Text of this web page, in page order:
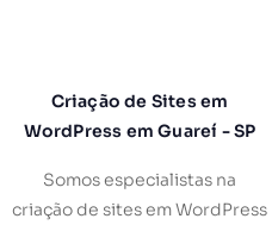
Criação de Sites em
WordPress em Guareí - SP
Somos especialistas na
criação de sites em WordPress